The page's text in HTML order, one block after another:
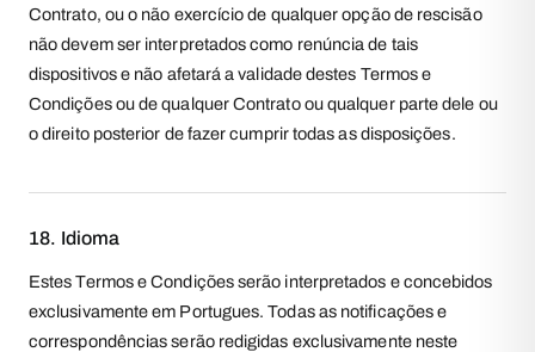
Contrato, ou o não exercício de qualquer opção de rescisão
não devem ser interpretados como renúncia de tais
dispositivos e não afetará a validade destes Termos e
Condições ou de qualquer Contrato ou qualquer parte dele ou
o direito posterior de fazer cumprir todas as disposições.
18. Idioma
Estes Termos e Condições serão interpretados e concebidos
exclusivamente em Portugues. Todas as notificações e
correspondências serão redigidas exclusivamente neste